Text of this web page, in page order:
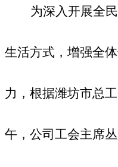
为深入开展全
生活方式，增强全
力，根据潍坊市总
午，公司 工会主席